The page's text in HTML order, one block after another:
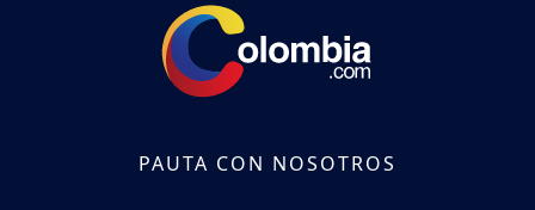
PAUTA CON NOSOTROS